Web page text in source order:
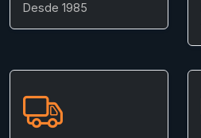
Desde 1985